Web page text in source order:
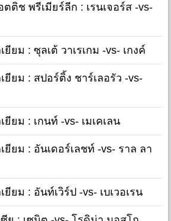
ติช พรีเมียร์ลีก : เรนเจอร์ส -vs-
ยียม : ซุลเต้ วาเรเกม -vs- เกงค์
ยียม : สปอร์ติ้ง ชาร์เลอรัว -vs-
ยียม : เกนท์ -vs- เมเคเลน
ยียม : อันเดอร์เลชท์ -vs- ราล ลา
ยียม : อันท์เวิร์ป -vs- เบเวอเรน